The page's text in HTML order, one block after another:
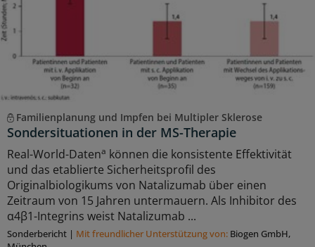
Familienplanung und Impfen bei Multipler Sklerose
Sondersituationen in der MS-Therapie
Real-World-Datena können die konsistente Effektivität
und das etablierte Sicherheitsprofil des
Originalbiologikums von Natalizumab über einen
Zeitraum von 15 Jahren untermauern. Als Inhibitor des
α4β1-Integrins weist Natalizumab ...
Sonderbericht | Mit freundlicher Unterstützung von: Biogen GmbH,